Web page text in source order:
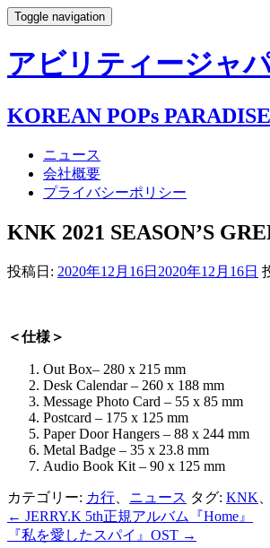
Toggle navigation
アビリティージャ
KOREAN POPs PARADISE
ニュース
会社概要
プライバシーポリシー
KNK 2021 SEASON’S
投稿日: 2020年12月16日 2020年12月16日
＜仕様＞
Out Box– 280 x 215 mm
Desk Calendar – 260 x 188 mm
Message Photo Card – 55 x 85 mm
Postcard – 175 x 125 mm
Paper Door Hangers – 88 x 244 mm
Metal Badge – 35 x 23.8 mm
Audio Book Kit – 90 x 125 mm
カテゴリー: カ行 ニュース タグ: KNK
投
← JERRY.K 5th正規アルバム『Home』
『私を愛したスパイ』OST →